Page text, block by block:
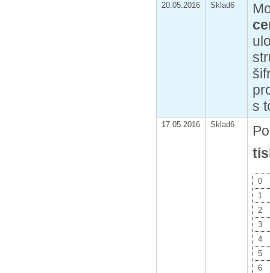
20.05.2016 Sklad6
s
17.05.2016 Sklad6
0
1
2
3
4
5
6